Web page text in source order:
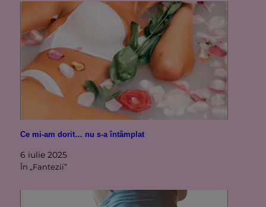
Ce mi-am dorit… nu s-a întâmplat
6 iulie 2025
În „Fantezii”